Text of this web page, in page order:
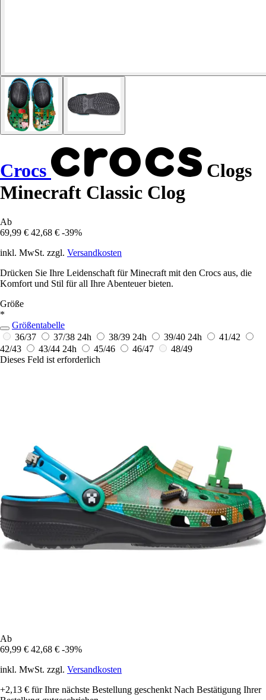
Crocs
Clogs
Minecraft Classic Clog
Ab
69,99 € 42,68 € -39%
inkl. MwSt. zzgl. Versandkosten
Drücken Sie Ihre Leidenschaft für Minecraft mit den Crocs aus, die
Komfort und Stil für all Ihre Abenteuer bieten.
Größe
*
Größentabelle
36/37
37/38 24h 38/39 24h 39/40 24h
41/42
42/43
43/44 24h 45/46 46/47
48/49
Dieses Feld ist erforderlich
Ab
69,99 € 42,68 € -39%
inkl. MwSt. zzgl. Versandkosten
+2,13 € für Ihre nächste Bestellung geschenkt Nach Bestätigung Ihrer